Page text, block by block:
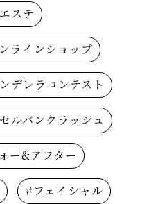
ステ
ラインショップ
デレラコンテスト
ルバンクラッシュ
ー&アフター
#フェイシャル